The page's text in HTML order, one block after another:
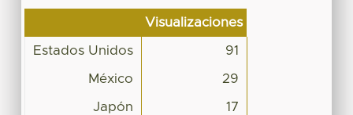
Visualizaciones
Estados Unidos 91
México 29
Japón 17